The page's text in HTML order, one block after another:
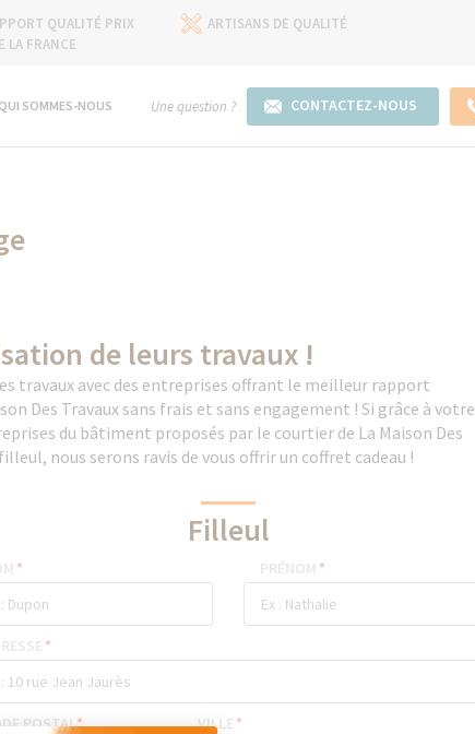
QUALITÉ PRIX
ARTISANS DE QUALITÉ
LA FRANCE
QUI SOMMES-NOUS Une question ? CONTACTEZ-NOUS
de leurs travaux !
travaux avec des entreprises offrant le meilleur rapport
Des Travaux sans frais et sans engagement ! Si grâce à votre
du bâtiment proposés par le courtier de La Maison Des
nous serons ravis de vous offrir un coffret cadeau !
Filleul
* *
*
POSTAL* VILLE *